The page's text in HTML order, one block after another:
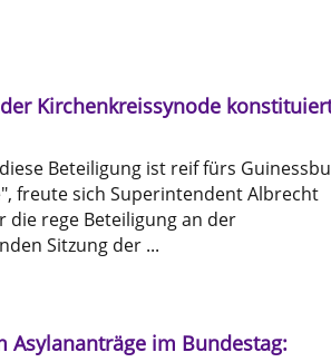
Kirchenkreissynode
Beteiligung ist reif fürs
freute sich Superintendent Albrecht
die rege Beteiligung an der
Sitzung der ...
Asylananträge im Bundestag: